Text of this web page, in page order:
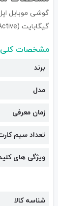
گیگابایت (ZAA/Not Active)
مشخصات کلی
برند
مدل
زمان معرفی
تعداد سیم
ویژگی های
شناسه کالا